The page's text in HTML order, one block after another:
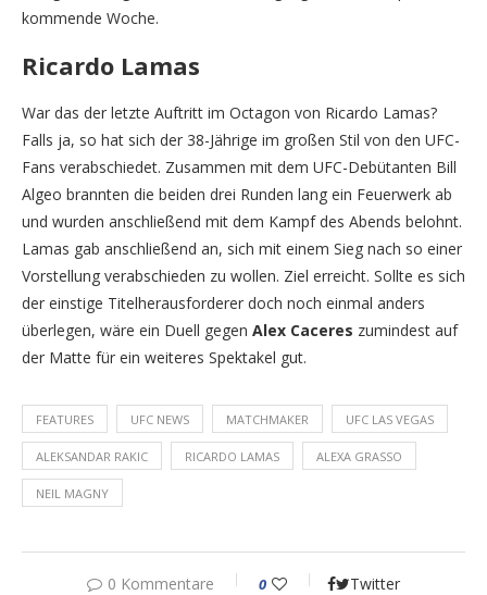
kommende Woche.
Ricardo Lamas
War das der letzte Auftritt im Octagon von Ricardo Lamas?
Falls ja, so hat sich der 38-Jährige im großen Stil von den UFC-
Fans verabschiedet. Zusammen mit dem UFC-Debütanten Bill
Algeo brannten die beiden drei Runden lang ein Feuerwerk ab
und wurden anschließend mit dem Kampf des Abends belohnt.
Lamas gab anschließend an, sich mit einem Sieg nach so einer
Vorstellung verabschieden zu wollen. Ziel erreicht. Sollte es sich
der einstige Titelherausforderer doch noch einmal anders
überlegen, wäre ein Duell gegen Alex Caceres zumindest auf
der Matte für ein weiteres Spektakel gut.
FEATURES UFC NEWS MATCHMAKER UFC LAS VEGAS
ALEKSANDAR RAKIC RICARDO LAMAS ALEXA GRASSO
NEIL MAGNY
0 Kommentare 0 Twitter